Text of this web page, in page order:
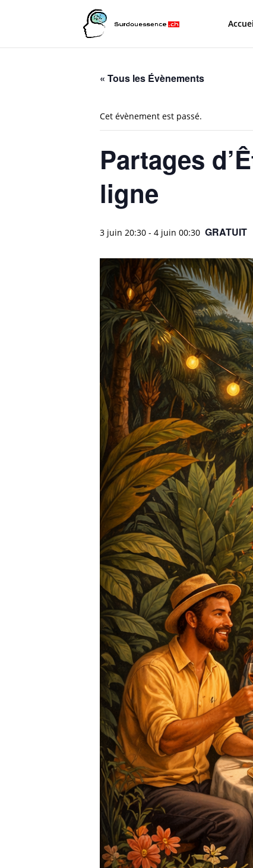
« Tous les Évènements
Cet évènement est passé.
Partages
ligne
3 juin 20:30 - 4 juin 00:30 GRATUIT